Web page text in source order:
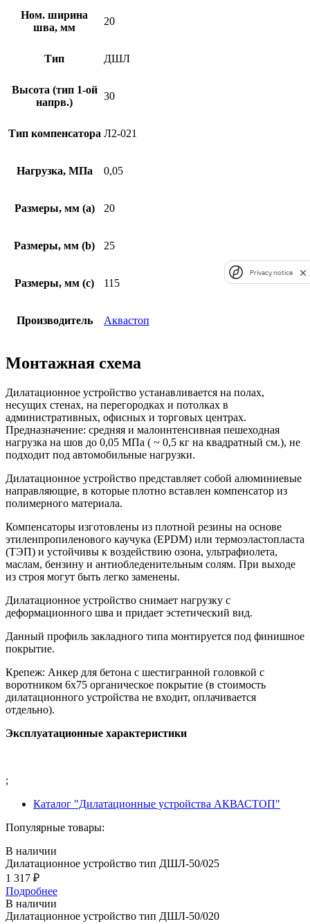
Ном. ширина
шва, мм
20
Тип ДШЛ
Высота (тип 1-ой
напрв.)
30
Тип компенсатора Л2-021
Нагрузка, МПа 0,05
Размеры, мм (а) 20
Размеры, мм (b) 25
Размеры, мм (c) 115
Производитель Аквастоп
Монтажная схема
Дилатационное устройство устанавливается на полах,
несущих стенах, на перегородках и потолках в
административных, офисных и торговых центрах.
Предназначение: средняя и малоинтенсивная пешеходная
нагрузка на шов до 0,05 МПа ( ~ 0,5 кг на квадратный см.), не
подходит под автомобильные нагрузки.
Дилатационное устройство представляет собой алюминиевые
направляющие, в которые плотно вставлен компенсатор из
полимерного материала.
Компенсаторы изготовлены из плотной резины на основе
этиленпропиленового каучука (EPDM) или термоэластопласта
(ТЭП) и устойчивы к воздействию озона, ультрафиолета,
маслам, бензину и антиобледенительным солям. При выходе
из строя могут быть легко заменены.
Дилатационное устройство снимает нагрузку с
деформационного шва и придает эстетический вид.
Данный профиль закладного типа монтируется под финишное
покрытие.
Крепеж: Анкер для бетона с шестигранной головкой с
воротником 6х75 органическое покрытие (в стоимость
дилатационного устройства не входит, оплачивается
отдельно).
Эксплуатационные характеристики
;
Каталог "Дилатационные устройства АКВАСТОП"
Популярные товары:
В наличии
Дилатационное устройство тип ДШЛ-50/025
1 317 ₽
Подробнее
В наличии
Дилатационное устройство тип ДШЛ-50/020
Privacy notice